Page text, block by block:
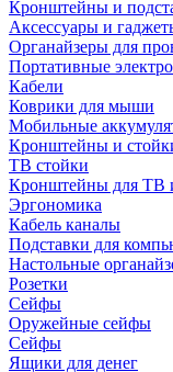
Кронштейны и
Аксессуары и
Органайзеры для
Портативные
Кабели
Коврики для мыши
Мобильные
Кронштейны и
ТВ стойки
Кронштейны для ТВ
Эргономика
Кабель каналы
Подставки для
Настольные
Розетки
Сейфы
Оружейные сейфы
Сейфы
Ящики для денег